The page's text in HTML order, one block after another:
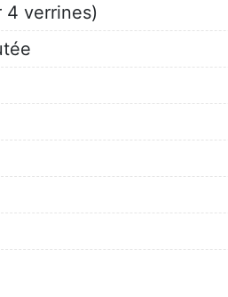
4 verrines)